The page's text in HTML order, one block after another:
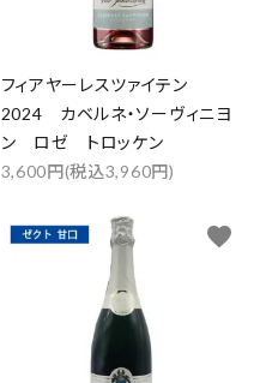
フィアヤーレスツァイテン
2024 カベルネ・ソーヴィニヨ
ン ロゼ トロッケン
3,600円(税込3,960円)
favorite